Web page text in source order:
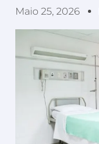
Maio 25, 2026